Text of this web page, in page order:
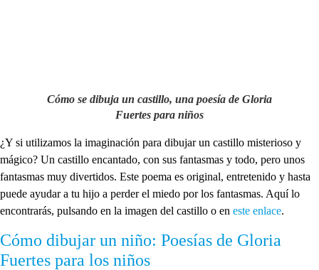
Cómo se dibuja un castillo, una poesía de Gloria
Fuertes para niños
¿Y si utilizamos la imaginación para dibujar un castillo misterioso y
mágico? Un castillo encantado, con sus fantasmas y todo, pero unos
fantasmas muy divertidos. Este poema es original, entretenido y hasta
puede ayudar a tu hijo a perder el miedo por los fantasmas. Aquí lo
encontrarás, pulsando en la imagen del castillo o en este enlace.
Cómo dibujar un niño: Poesías de Gloria
Fuertes para los niños